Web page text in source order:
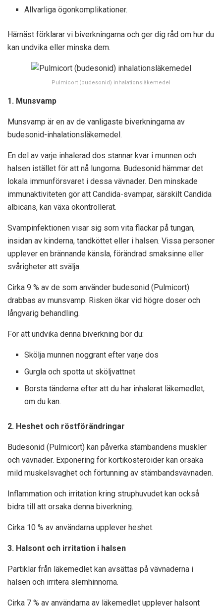
Allvarliga ögonkomplikationer.
Härnäst förklarar vi biverkningarna och ger dig råd om hur du
kan undvika eller minska dem.
Pulmicort (budesonid) inhalationsläkemedel
1. Munsvamp
Munsvamp är en av de vanligaste biverkningarna av
budesonid-inhalationsläkemedel.
En del av varje inhalerad dos stannar kvar i munnen och
halsen istället för att nå lungorna. Budesonid hämmar det
lokala immunförsvaret i dessa vävnader. Den minskade
immunaktiviteten gör att Candida-svampar, särskilt Candida
albicans, kan växa okontrollerat.
Svampinfektionen visar sig som vita fläckar på tungan,
insidan av kinderna, tandköttet eller i halsen. Vissa personer
upplever en brännande känsla, förändrad smaksinne eller
svårigheter att svälja.
Cirka 9 % av de som använder budesonid (Pulmicort)
drabbas av munsvamp. Risken ökar vid högre doser och
långvarig behandling.
För att undvika denna biverkning bör du:
Skölja munnen noggrant efter varje dos
Gurgla och spotta ut sköljvattnet
Borsta tänderna efter att du har inhalerat läkemedlet,
om du kan.
2. Heshet och röstförändringar
Budesonid (Pulmicort) kan påverka stämbandens muskler
och vävnader. Exponering för kortikosteroider kan orsaka
mild muskelsvaghet och förtunning av stämbandsvävnaden.
Inflammation och irritation kring struphuvudet kan också
bidra till att orsaka denna biverkning.
Cirka 10 % av användarna upplever heshet.
3. Halsont och irritation i halsen
Partiklar från läkemedlet kan avsättas på vävnaderna i
halsen och irritera slemhinnorna.
Cirka 7 % av användarna av läkemedlet upplever halsont